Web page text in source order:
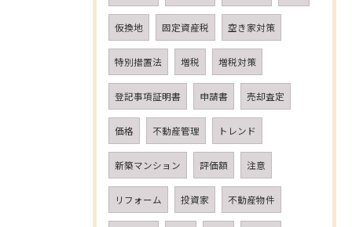
仮換地 固定資産税 空き家対策
特別措置法 増税 増税対策
登記事項証明書 申請書 売却査定
価格 不動産管理 トレンド
新築マンション 評価額 注意
リフォーム 投資家 不動産物件